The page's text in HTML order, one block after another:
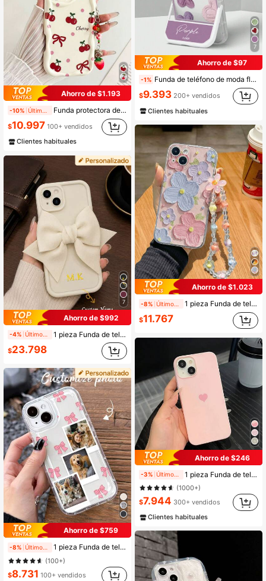
Ahorro de $1.193
-10% Funda protectora de teléfono minimalista y gruesa, con estilo, con bordes ondulados y de color beige, con brazalete desmontable con flores de cerezo, compatible con iPhone 17/17 Pro, 15 Pro Max, 16/16 Pro/16 Pro Max, 16 Plus, 15 XR/7/8, 15 Pro Max, 12 Pro Max, 13 Pro Max, 14 Pro Max, 13/14/11/12P/14
$10.997 100+ vendidos
Clientes habituales
7
Ahorro de $992
-4% Últimos 2 días 1 pieza Funda de teléfono personalizada con lazo de tela de cobertura completa mate, diseño de letra de nombre personalizado, funda de teléfono de unicolor retro, estilo estético coquette, cubierta protectora para mujeres y niñas, compatible
$23.798
Ahorro de $759
-8% 1 pieza Funda de teléfono personalizada con lazo rosa lindo, a prueba de golpes y gruesa, con foto de mascota y diseño de dibujos animados, funda protectora de teléfono compatible con 11, 13, 15, 16 Pro Max, 2025phonecase, artículos de chica linda de primavera, funda personalizada
(100+)
$8.731 100+ vendidos
7
Ahorro de $97
-1% Funda de teléfono de moda floral minimalista, funda de teléfono con soporte y patrón floral texturizado 3D en púrpura suave, compatible con Apple 16/16 Plus/16 Pro/16 Pro Max, 15/15 Plus/15 Pro/15 Pro Max, 14 Pro Max/14 Pro/14 Plus/14, 13 Pro Max/13 Pro/13/13 Mini, SE3/7/8/SE2, 12 Pro Max/12 Pro/12/12 Mini, 11 Pro Max/11 Pro/11/XR/XS Max/X/XS/7 Plus/8 Plus, y Y9S/Honor 9X/Honor 9X Pro, Nord N20 5G, Poco M3 Pro/Poco M4 Pro 5G/POCO X4 GT/Poco F3/12T, regalo de primavera, aniversario, cumpleaños, fiesta, celebración
$9.393 200+ vendidos
Clientes habituales
Ahorro de $1.023
-8% 1 pieza Funda de teléfono con elementos florales de moda, con correa de muñeca con cuentas y pintura de flores en relieve, accesorio de pulsera floral, funda de teléfono a prueba de golpes y resistente al agua, compatible con iPhone 14 Pro Max, 13, 11, XR, Galaxy S24, A03s, A03core, A04, A12, A13, A14, A21s, A22, A23, A24, A32, A33, A34, versión internacional, no la versión nacional de primavera
$11.767
Ahorro de $246
-3% 1 pieza Funda de teléfono en forma de corazón de color rosa mate de TPU, personalizada compatible con iPhone 16 Pro Max, 17/16/15/14 Plus/13/12/11, regalo de primavera
(1000+)
$7.944 300+ vendidos
Clientes habituales